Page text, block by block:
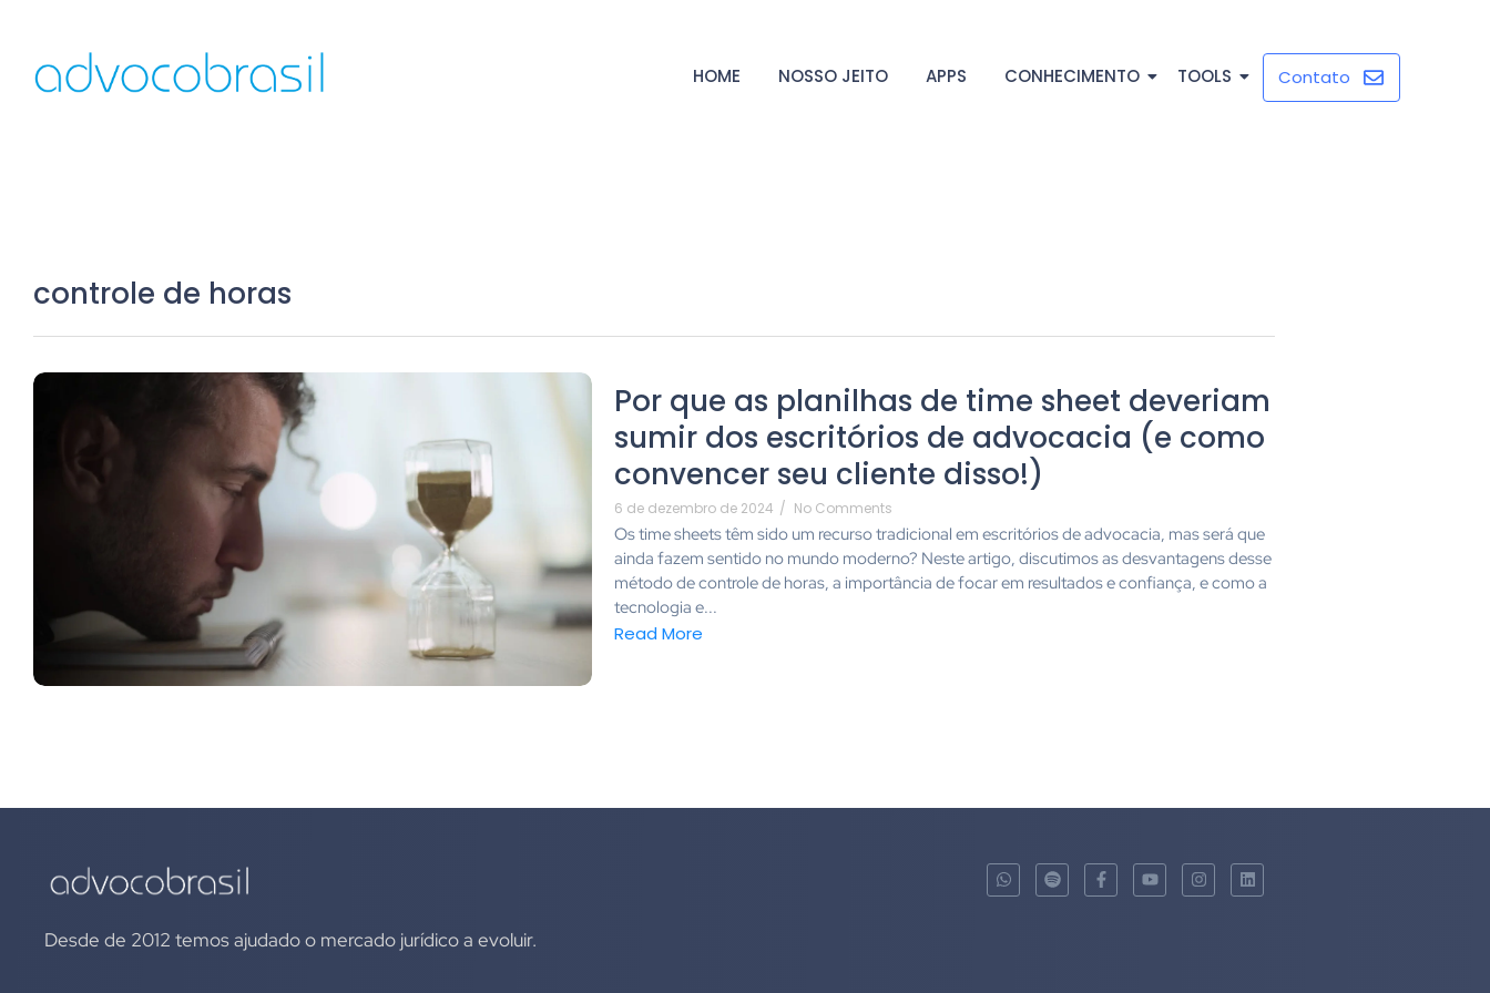
HOME NOSSO JEITO APPS CONHECIMENTO TOOLS Contato
controle de horas
Por que as planilhas de time sheet deveriam
sumir dos escritórios de advocacia (e como
convencer seu cliente disso!)
6 de dezembro de 2024 / No Comments
Os time sheets têm sido um recurso tradicional em escritórios de advocacia, mas será que
ainda fazem sentido no mundo moderno? Neste artigo, discutimos as desvantagens desse
método de controle de horas, a importância de focar em resultados e confiança, e como a
tecnologia e...
Read More
Desde de 2012 temos ajudado o mercado jurídico a evoluir.